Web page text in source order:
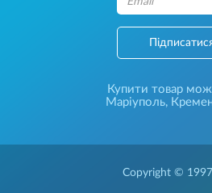
Купити товар
Маріуполь,
Copyright ©